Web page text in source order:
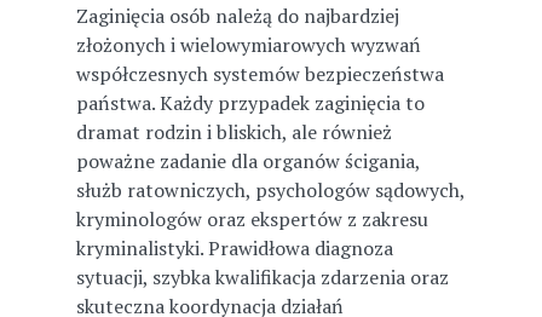
Zaginięcia osób należą do najbardziej
złożonych i wielowymiarowych wyzwań
współczesnych systemów bezpieczeństwa
państwa. Każdy przypadek zaginięcia to
dramat rodzin i bliskich, ale również
poważne zadanie dla organów ścigania,
służb ratowniczych, psychologów sądowych,
kryminologów oraz ekspertów z zakresu
kryminalistyki. Prawidłowa diagnoza
sytuacji, szybka kwalifikacja zdarzenia oraz
skuteczna koordynacja działań